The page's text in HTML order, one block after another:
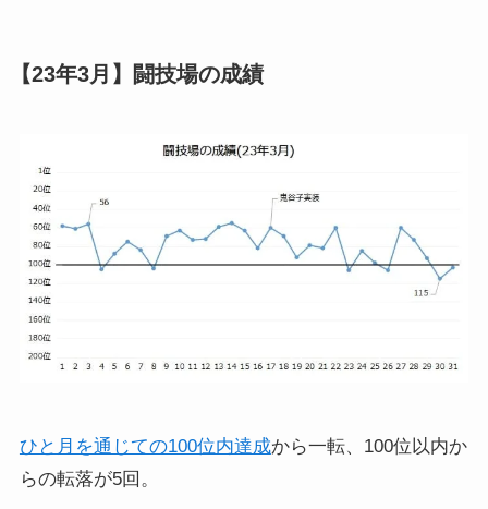
【23年3月】闘技場の成績
ひと月を通じての100位内達成から一転、100位以内か
らの転落が5回。